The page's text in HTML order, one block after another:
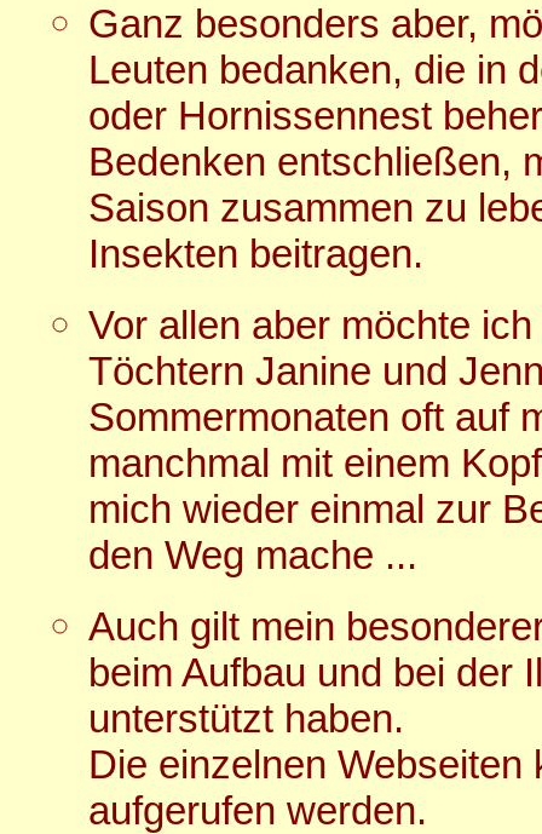
Ganz besonders aber,
Leuten bedanken, die in
oder Hornissennest
Bedenken entschließen,
Saison zusammen zu
Insekten beitragen.
Vor allen aber möchte
Töchtern Janine und
Sommermonaten oft auf
manchmal mit einem
mich wieder einmal zur
den Weg mache ...
Auch gilt mein
beim Aufbau und bei der
unterstützt haben.
Die einzelnen
aufgerufen werden.